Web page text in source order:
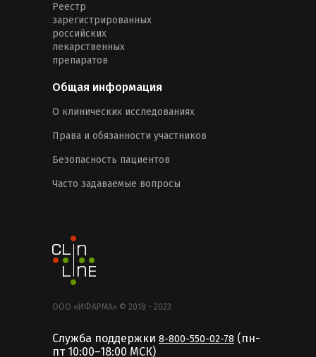
Реестр
зарегистрированных
российских
лекарственных
препаратов
Общая информация
О клинических исследованиях
Права и обязанности участников
Безопасность пациентов
Часто задаваемые вопросы
ООО «ИФАРМА» © 2018 - 2023
Служба поддержки 8-800-550-02-78 (пн-
пт 10:00–18:00 MCК)